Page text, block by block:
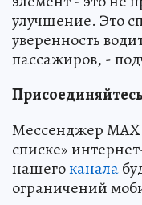
улучшение. Это
уверенность
пассажиров, -
При
Мессенджер
списке»
нашегоканала
ограничений